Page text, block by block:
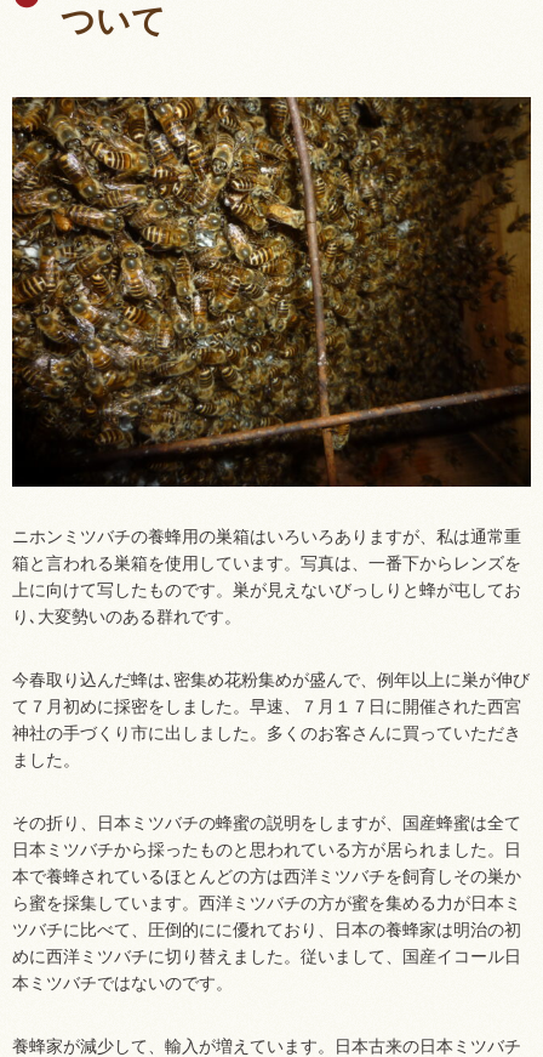
ついて
ニホンミツバチの養蜂用の巣箱はいろいろありますが、私は通常重
箱と言われる巣箱を使用しています。写真は、一番下からレンズを
上に向けて写したものです。巣が見えないびっしりと蜂が屯してお
り､大変勢いのある群れです。
今春取り込んだ蜂は､密集め花粉集めが盛んで、例年以上に巣が伸び
て７月初めに採密をしました。早速、７月１７日に開催された西宮
神社の手づくり市に出しました。多くのお客さんに買っていただき
ました。
その折り、日本ミツバチの蜂蜜の説明をしますが、国産蜂蜜は全て
日本ミツバチから採ったものと思われている方が居られました。日
本で養蜂されているほとんどの方は西洋ミツバチを飼育しその巣か
ら蜜を採集しています。西洋ミツバチの方が蜜を集める力が日本ミ
ツバチに比べて、圧倒的にに優れており、日本の養蜂家は明治の初
めに西洋ミツバチに切り替えました。従いまして、国産イコール日
本ミツバチではないのです。
養蜂家が減少して、輸入が増えています。日本古来の日本ミツバチ